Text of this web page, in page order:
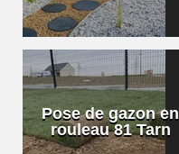
Pose de gazon en
rouleau 81 Tarn